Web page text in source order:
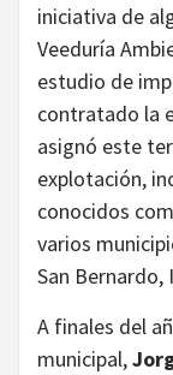
iniciativa de
Veeduría
estudio de
contratado la
asignó este
explotación,
conocidos
varios
San Bernardo,
A finales del
municipal,